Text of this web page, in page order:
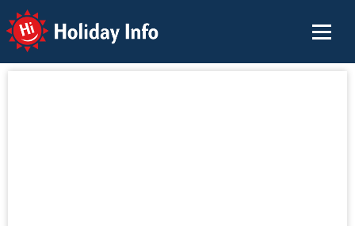
Holiday Info